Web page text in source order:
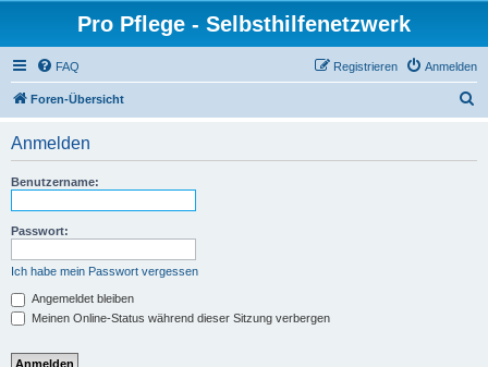
Pro Pflege - Selbsthilfenetzwerk
FAQ Anmelden
Registrieren
Foren-Übersicht
Anmelden
Benutzername:
Passwort:
Ich habe mein Passwort vergessen
Angemeldet bleiben
Meinen Online-Status während dieser Sitzung verbergen